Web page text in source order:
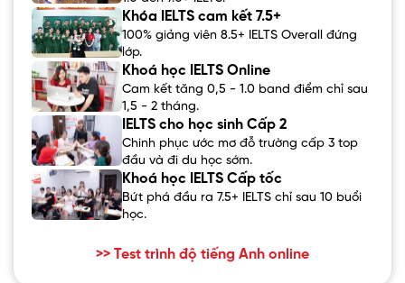
Khóa IELTS cam kết 7.5+
100% giảng viên 8.5+ IELTS Overall đứng
lớp.
Khoá học IELTS Online
Cam kết tăng 0,5 - 1.0 band điểm chỉ sau
1,5 - 2 tháng.
IELTS cho học sinh Cấp 2
Chinh phục ước mơ đỗ trường cấp 3 top
đầu và đi du học sớm.
Khoá học IELTS Cấp tốc
Bứt phá đầu ra 7.5+ IELTS chỉ sau 10 buổi
học.
>> Test trình độ tiếng Anh online